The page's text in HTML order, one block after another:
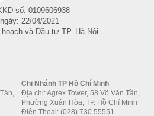
Network
IP
Core
XI
Contact your
Dell
representative
số: 0109606938
22/04/2021
và Đầu tư TP. Hà Nội
Chi Nhánh TP Hồ Chí Minh
Địa chỉ: Agrex Tower, 58 Võ Văn Tần,
Phường Xuân Hòa, TP. Hồ Chí Minh
Điện Thoại: (028) 730 55551